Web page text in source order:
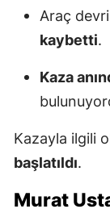
Araç
kaybetti.
Kaza
Kazayla ilgili
başlatıldı.
Murat